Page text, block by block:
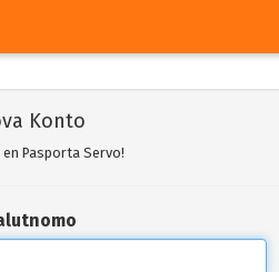
Konto
Pasporta Servo!